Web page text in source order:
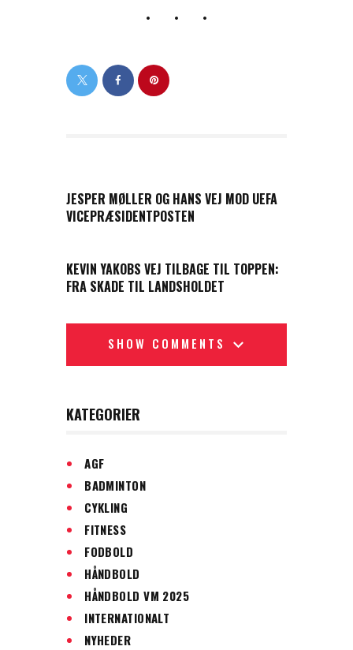
JESPER MØLLER OG HANS VEJ MOD UEFA
VICEPRÆSIDENTPOSTEN
KEVIN YAKOBS VEJ TILBAGE TIL TOPPEN:
FRA SKADE TIL LANDSHOLDET
SHOW COMMENTS
KATEGORIER
AGF
BADMINTON
CYKLING
FITNESS
FODBOLD
HÅNDBOLD
HÅNDBOLD VM 2025
INTERNATIONALT
NYHEDER